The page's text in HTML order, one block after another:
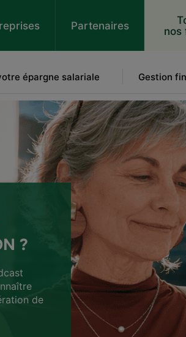
épargne salariale Gestion
Partenaires
nos
?
de